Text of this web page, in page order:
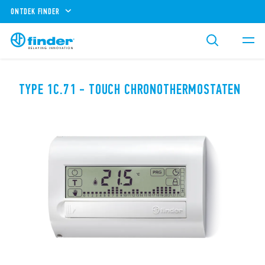
ONTDEK FINDER
TYPE 1C.71 - TOUCH CHRONOTHERMOSTATEN